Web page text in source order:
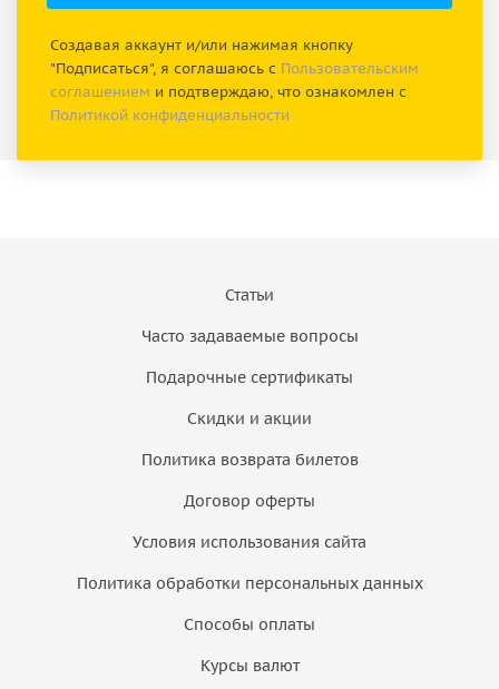
Создавая аккаунт и/или нажимая кнопку
"Подписаться", я соглашаюсь с Пользовательским
соглашением и подтверждаю, что ознакомлен с
Политикой конфиденциальности
Статьи
Часто задаваемые вопросы
Подарочные сертификаты
Скидки и акции
Политика возврата билетов
Договор оферты
Условия использования сайта
Политика обработки персональных данных
Способы оплаты
Курсы валют